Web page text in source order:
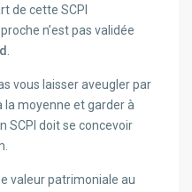
de cette SCPI
n’est pas validée
vous laisser aveugler par
la moyenne et garder à
SCPI doit se concevoir
valeur patrimoniale au